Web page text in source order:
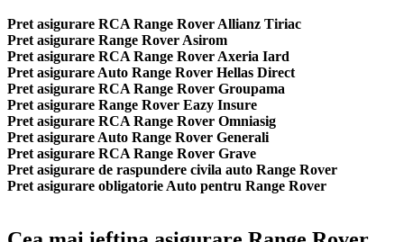
Pret asigurare RCA Range Rover Allianz Tiriac
Pret asigurare Range Rover Asirom
Pret asigurare RCA Range Rover Axeria Iard
Pret asigurare Auto Range Rover Hellas Direct
Pret asigurare RCA Range Rover Groupama
Pret asigurare Range Rover Eazy Insure
Pret asigurare RCA Range Rover Omniasig
Pret asigurare Auto Range Rover Generali
Pret asigurare RCA Range Rover Grave
Pret asigurare de raspundere civila auto Range Rover
Pret asigurare obligatorie Auto pentru Range Rover